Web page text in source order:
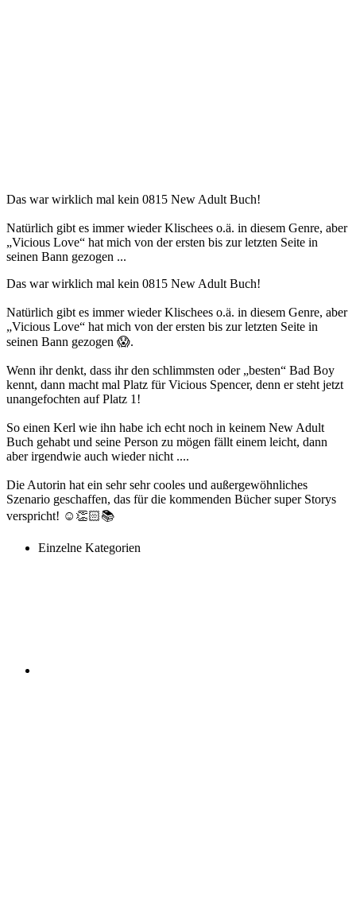
Das war wirklich mal kein 0815 New Adult Buch!
Natürlich gibt es immer wieder Klischees o.ä. in diesem Genre, aber
„Vicious Love“ hat mich von der ersten bis zur letzten Seite in
seinen Bann gezogen ...
Das war wirklich mal kein 0815 New Adult Buch!
Natürlich gibt es immer wieder Klischees o.ä. in diesem Genre, aber
„Vicious Love“ hat mich von der ersten bis zur letzten Seite in
seinen Bann gezogen 😱.
Wenn ihr denkt, dass ihr den schlimmsten oder „besten“ Bad Boy
kennt, dann macht mal Platz für Vicious Spencer, denn er steht jetzt
unangefochten auf Platz 1!
So einen Kerl wie ihn habe ich echt noch in keinem New Adult
Buch gehabt und seine Person zu mögen fällt einem leicht, dann
aber irgendwie auch wieder nicht ....
Die Autorin hat ein sehr sehr cooles und außergewöhnliches
Szenario geschaffen, das für die kommenden Bücher super Storys
verspricht! ☺️👏🏻📚
Einzelne Kategorien